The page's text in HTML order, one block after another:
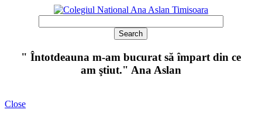
" Întotdeauna m-am bucurat să împart din ce
am ştiut." Ana Aslan
Close